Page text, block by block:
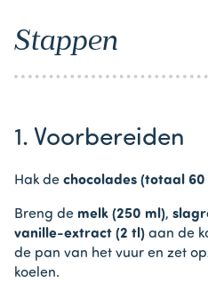
Stappen
1. Voorbereiden
Hak de chocolades (totaal 60
Breng de melk (250 ml),
vanille-extract (2 tl) aan de
de pan van het vuur en zet
koelen.